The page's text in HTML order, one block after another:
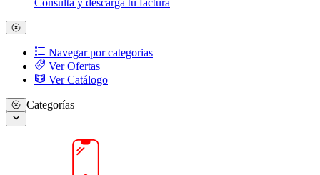
Navegar por categorias
Ver Ofertas
Ver Catálogo
Categorías